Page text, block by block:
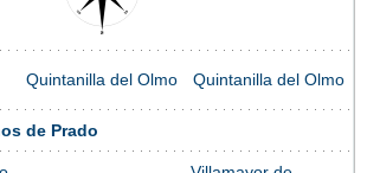
Quintanilla del Olmo Quintanilla del Olmo
de Prado